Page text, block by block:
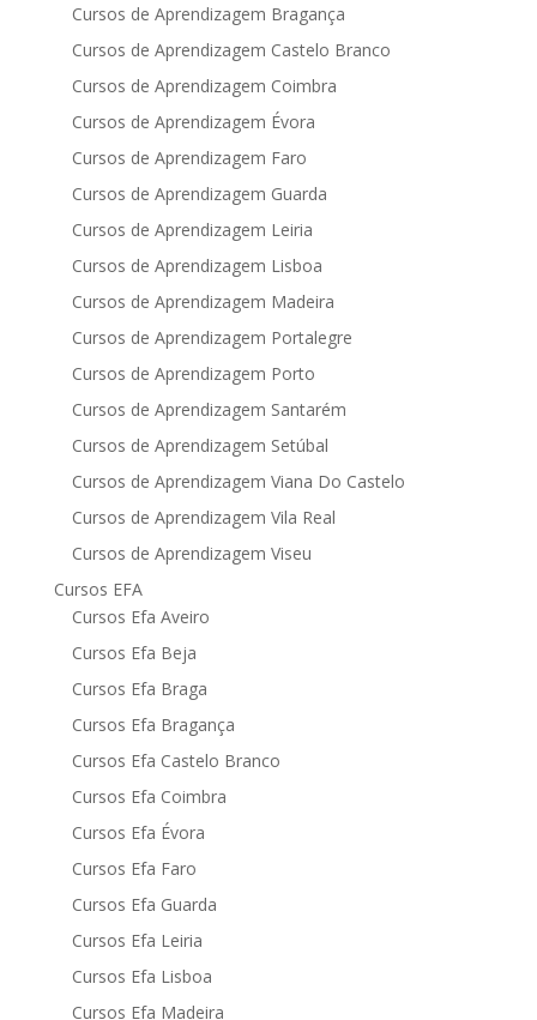
Cursos de Aprendizagem Bragança
Cursos de Aprendizagem Castelo Branco
Cursos de Aprendizagem Coimbra
Cursos de Aprendizagem Évora
Cursos de Aprendizagem Faro
Cursos de Aprendizagem Guarda
Cursos de Aprendizagem Leiria
Cursos de Aprendizagem Lisboa
Cursos de Aprendizagem Madeira
Cursos de Aprendizagem Portalegre
Cursos de Aprendizagem Porto
Cursos de Aprendizagem Santarém
Cursos de Aprendizagem Setúbal
Cursos de Aprendizagem Viana Do Castelo
Cursos de Aprendizagem Vila Real
Cursos de Aprendizagem Viseu
Cursos EFA
Cursos Efa Aveiro
Cursos Efa Beja
Cursos Efa Braga
Cursos Efa Bragança
Cursos Efa Castelo Branco
Cursos Efa Coimbra
Cursos Efa Évora
Cursos Efa Faro
Cursos Efa Guarda
Cursos Efa Leiria
Cursos Efa Lisboa
Cursos Efa Madeira